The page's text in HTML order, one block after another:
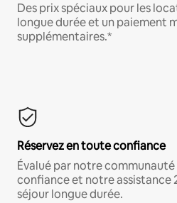
Des prix spéciaux pour les
longue durée et un paiement
supplémentaires.*
Réservez en toute confiance
Évalué par notre
confiance et notre assistance
séjour longue durée.